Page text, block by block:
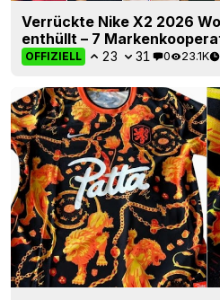
Verrückte Nike X2 2026
enthüllt – 7
OFFIZIELL 23 31 0 23.1K